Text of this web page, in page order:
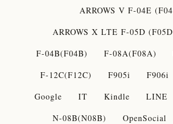
ARROWS V F-04E
ARROWS X LTE F-05D
F-04B(F04B)
F-08A(F08A)
F-12C(F12C)
F905i F906i
Google
IT Kindle LINE
N-08B(N08B)
OpenSocial